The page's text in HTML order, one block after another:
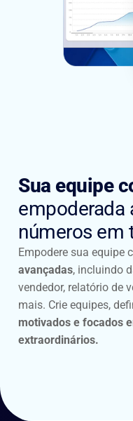
Sua equipe
empoderada
números em
Empodere sua equipe
avançadas, incluindo
vendedor, relatório de
mais. Crie equipes,
motivados e focados
extraordinários.